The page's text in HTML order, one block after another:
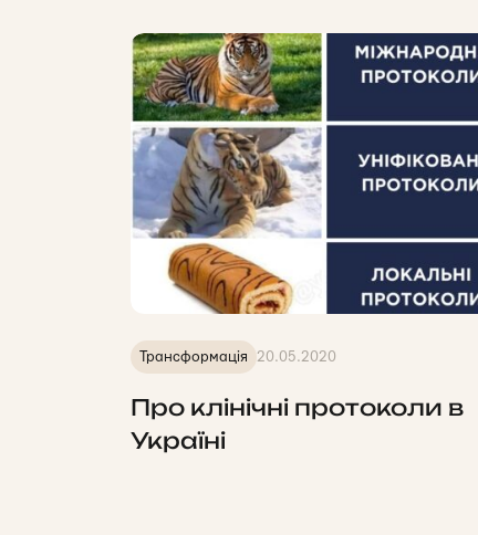
Трансформація 20.05.2020
Про клінічні протоколи в
Україні